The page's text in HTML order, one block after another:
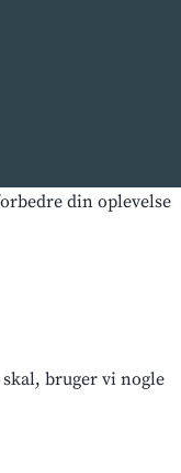
din oplevelse
bruger vi nogle